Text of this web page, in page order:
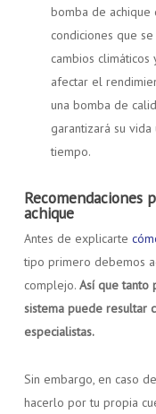
bomba de achique
condiciones que
cambios
afectar el
una bomba de
garantizará su
tiempo.
Recomendaciones
achique
Antes de explicarte
tipo primero debemos
complejo. Así que tanto
sistema puede resultar
especialistas.
Sin embargo, en caso
hacerlo por tu propia